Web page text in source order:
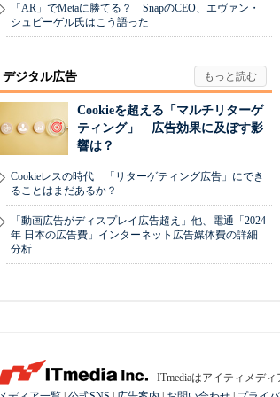
「AR」でMetaに勝てる？ SnapのCEO、エヴァン・
シュピーゲル氏はこう語った
デジタル広告
Cookieを超える「マルチリターゲ
ティング」 広告効果に及ぼす影
響は？
Cookieレスの時代 「リターゲティング広告」にでき
ることはまだあるか？
「動画広告がディスプレイ広告超え」他、電通「2024
年 日本の広告費」インターネット広告媒体費の詳細
分析
ITmediaはアイティメデ